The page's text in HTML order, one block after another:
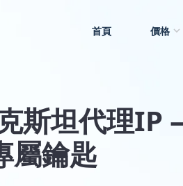
首頁 價格
斯坦代理IP
屬鑰匙